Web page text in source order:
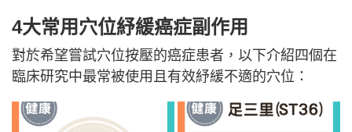
4大常用穴位紓緩癌症副作用
對於希望嘗試穴位按壓的癌症患者，以下介紹四個在
臨床研究中最常被使用且有效紓緩不適的穴位：